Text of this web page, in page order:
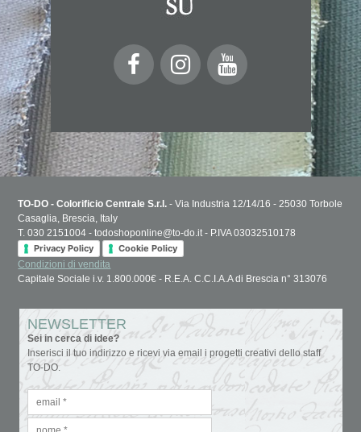
TO-DO - Colorificio Centrale S.r.l. - Via Industria 12/14/16 - 25030 Torbole
Casaglia, Brescia, Italy
T. 030 2151004 - todoshoponline@to-do.it - P.IVA 03032510178
Privacy Policy
Cookie Policy
Condizioni di vendita
Capitale Sociale i.v. 1.800.000€ - R.E.A. C.C.I.A.A di Brescia n° 313076
NEWSLETTER
Sei in cerca di idee?
Inserisci il tuo indirizzo e ricevi via email i progetti creativi dello staff
TO-DO.